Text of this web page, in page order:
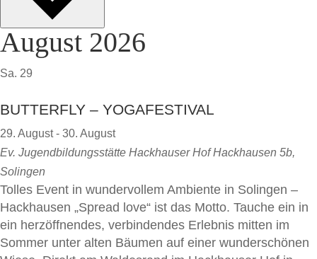
August 2026
Sa. 29
BUTTERFLY – YOGAFESTIVAL
29. August- 30. August
Ev. Jugendbildungsstätte Hackhauser HofHackhausen 5b,
Solingen
Tolles Event in wundervollem Ambiente in Solingen –
Hackhausen „Spread love“ ist das Motto. Tauche ein in
ein herzöffnendes, verbindendes Erlebnis mitten im
Sommer unter alten Bäumen auf einer wunderschönen